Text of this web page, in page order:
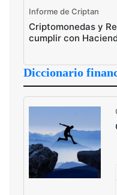
Informe de Criptan
Criptomonedas y
cumplir con
Diccionario